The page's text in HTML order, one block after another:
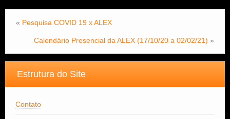
« Pesquisa COVID 19 x ALEX
Calendário Presencial da ALEX (17/10/20 a 02/02/21) »
Estrutura do Site
Contato